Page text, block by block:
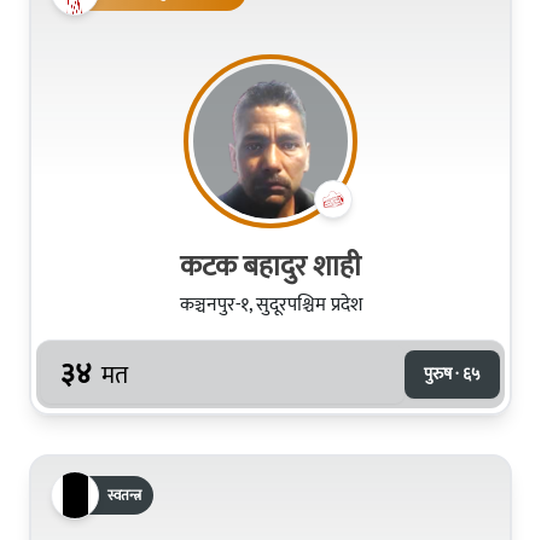
कटक बहादुर शाही
कञ्चनपुर-१, सुदूरपश्चिम प्रदेश
३४ मत पुरुष · ६५
स्वतन्त्र